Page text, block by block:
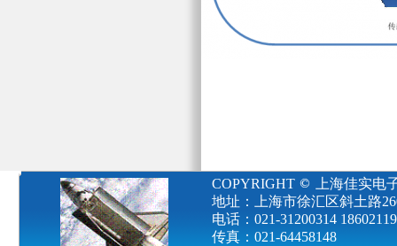
COPYRIGHT
上海佳实电
地址：上海市徐汇区斜土路
电话：021-31200314
传真：021-64458148